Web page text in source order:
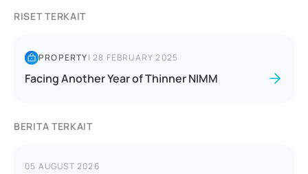
RISET TERKAIT
PROPERTY|28 FEBRUARY 2025
Facing Another Year of Thinner NIMM
BERITA TERKAIT
05 AUGUST 2026